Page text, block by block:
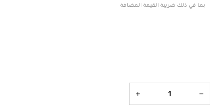
بما في ذلك ضريبة القيمة المضافة